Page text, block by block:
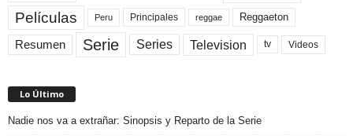
Películas Peru Principales reggae Reggaeton
Resumen Serie Series Television tv Videos
Lo Último
Nadie nos va a extrañar: Sinopsis y Reparto de la Serie